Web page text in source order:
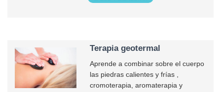
Terapia geotermal
Aprende a combinar sobre el cuerpo
las piedras calientes y frías ,
cromoterapia, aromaterapia y